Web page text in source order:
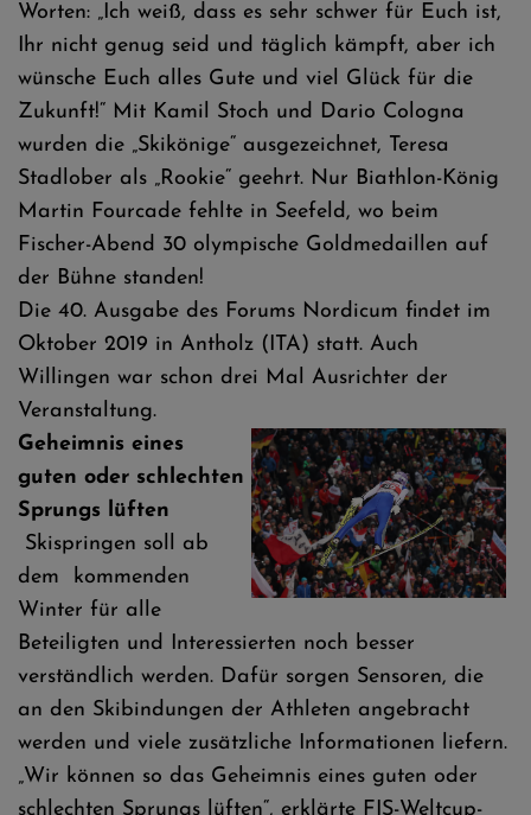
Worten: „Ich weiß, dass es sehr schwer für Euch ist,
Ihr nicht genug seid und täglich kämpft, aber ich
wünsche Euch alles Gute und viel Glück für die
Zukunft!“ Mit Kamil Stoch und Dario Cologna
wurden die „Skikönige“ ausgezeichnet, Teresa
Stadlober als „Rookie“ geehrt. Nur Biathlon-König
Martin Fourcade fehlte in Seefeld, wo beim
Fischer-Abend 30 olympische Goldmedaillen auf
der Bühne standen!
Die 40. Ausgabe des Forums Nordicum findet im
Oktober 2019 in Antholz (ITA) statt. Auch
Willingen war schon drei Mal Ausrichter der
Veranstaltung.
Geheimnis eines
guten oder schlechten
Sprungs lüften
Skispringen soll ab
dem kommenden
Winter für alle
Beteiligten und Interessierten noch besser
verständlich werden. Dafür sorgen Sensoren, die
an den Skibindungen der Athleten angebracht
werden und viele zusätzliche Informationen liefern.
„Wir können so das Geheimnis eines guten oder
schlechten Sprungs lüften“, erklärte FIS-Weltcup-